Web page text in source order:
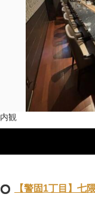
内観
【警固1丁目】七